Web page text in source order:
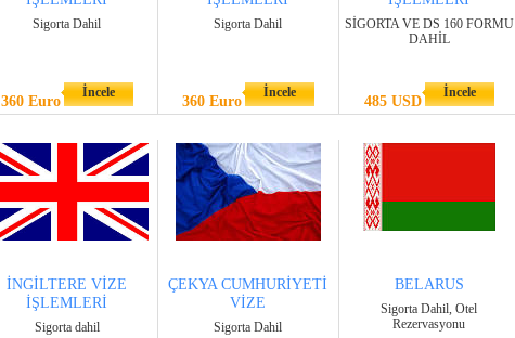
Sigorta Dahil
360 Euro
İncele
Sigorta Dahil
360 Euro
İncele
SİGORTA VE DS 160 FORMU
DAHİL
485 USD
İncele
İNGİLTERE VİZE
İŞLEMLERİ
Sigorta dahil
ÇEKYA CUMHURİYETİ
VİZE
Sigorta Dahil
BELARUS
Sigorta Dahil, Otel
Rezervasyonu